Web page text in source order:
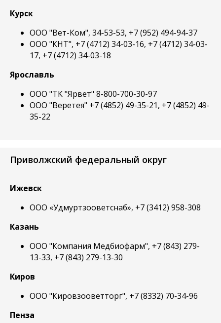
Курск
ООО "Вет-Ком", 34-53-53, +7 (952) 494-94-37
ООО "КНТ", +7 (4712) 34-03-16, +7 (4712) 34-03-
17, +7 (4712) 34-03-18
Ярославль
ООО "ТК "Ярвет" 8-800-700-30-97
ООО "Веретея" +7 (4852) 49-35-21, +7 (4852) 49-
35-22
Приволжский федеральный округ
Ижевск
ООО «Удмуртзооветснаб», +7 (3412) 958-308
Казань
ООО "Компания Медбиофарм", +7 (843) 279-
13-33, +7 (843) 279-13-30
Киров
ООО "Кировзооветторг", +7 (8332) 70-34-96
Пенза